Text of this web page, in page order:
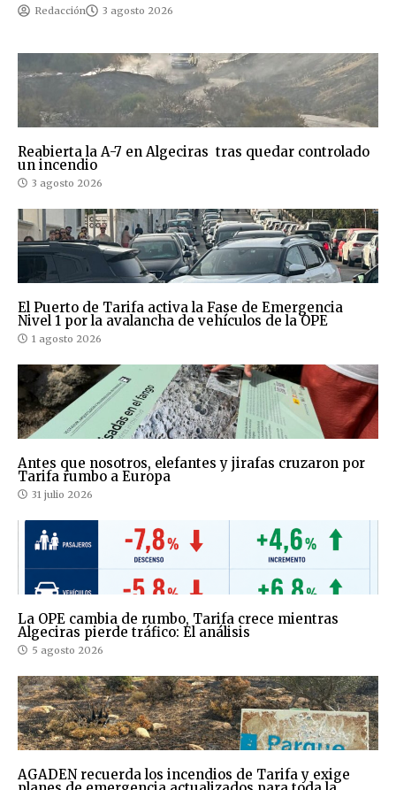
Redacción 3 agosto 2026
Reabierta la A-7 en Algeciras tras quedar controlado
un incendio
3 agosto 2026
El Puerto de Tarifa activa la Fase de Emergencia
Nivel 1 por la avalancha de vehículos de la OPE
1 agosto 2026
Antes que nosotros, elefantes y jirafas cruzaron por
Tarifa rumbo a Europa
31 julio 2026
La OPE cambia de rumbo, Tarifa crece mientras
Algeciras pierde tráfico: El análisis
5 agosto 2026
AGADEN recuerda los incendios de Tarifa y exige